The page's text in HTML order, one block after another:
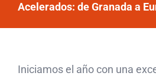
Acelerados: de Granada a
Iniciamos el año con una